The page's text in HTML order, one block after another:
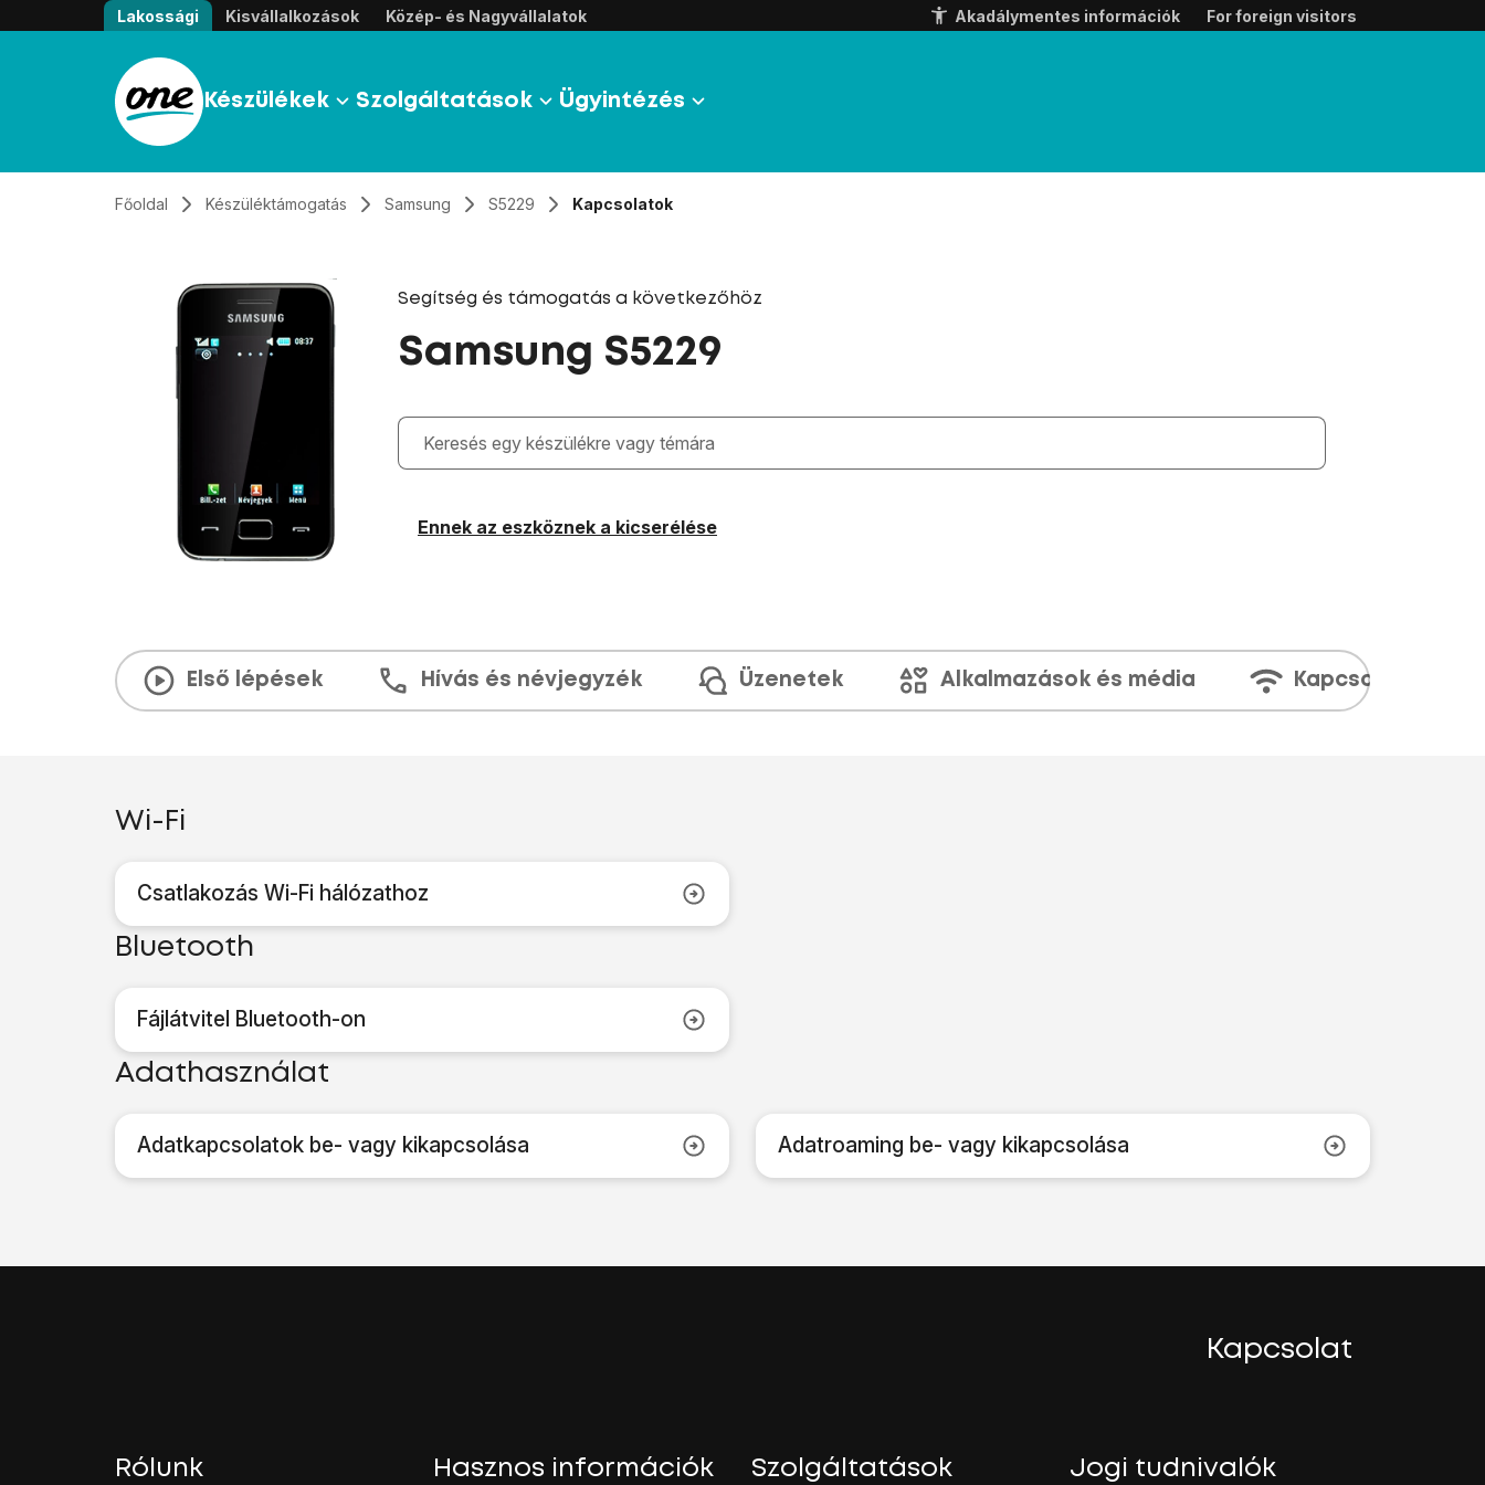
Átugrás, tovább a tartalomhoz
Lakossági Kisvállalkozások Közép- és Nagyvállalatok Akadálymentes információk For foreign visitors
Készülékek Szolgáltatások Ügyintézés
Főoldal Készüléktámogatás Samsung S5229 Kapcsolatok
Segítség és támogatás a következőhöz
Samsung S5229
Gépelés közben megjelennek a keresési javaslatok a mező alatt
Ennek az eszköznek a kicserélése
Első lépések Hívás és névjegyzék Üzenetek Alkalmazások és média Kapcsolatok
Wi-Fi
Csatlakozás Wi-Fi hálózathoz
Bluetooth
Fájlátvitel Bluetooth-on
Adathasználat
Adatkapcsolatok be- vagy kikapcsolása Adatroaming be- vagy kikapcsolása
Kapcsolat
Rólunk Hasznos információk Szolgáltatások Jogi tudnivalók